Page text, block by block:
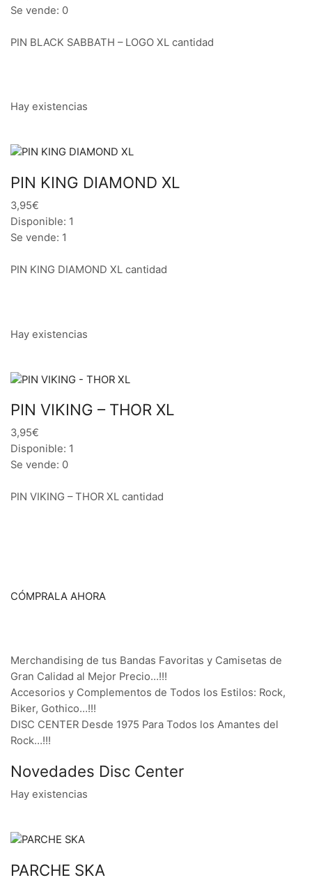
Se vende: 0
PIN BLACK SABBATH – LOGO XL cantidad
Hay existencias
PIN KING DIAMOND XL
3,95€
Disponible: 1
Se vende: 1
PIN KING DIAMOND XL cantidad
Hay existencias
PIN VIKING – THOR XL
3,95€
Disponible: 1
Se vende: 0
PIN VIKING – THOR XL cantidad
CÓMPRALA AHORA
Merchandising de tus Bandas Favoritas y Camisetas de
Gran Calidad al Mejor Precio…!!!
Accesorios y Complementos de Todos los Estilos: Rock,
Biker, Gothico…!!!
DISC CENTER Desde 1975 Para Todos los Amantes del
Rock…!!!
Novedades Disc Center
Hay existencias
PARCHE SKA